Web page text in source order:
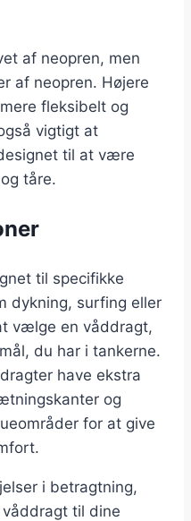
af neopren, men
af neopren. Højere
fleksibelt og
vigtigt at
til at være
tåre.
til specifikke
dykning, surfing eller
vælge en våddragt,
du har i tankerne.
have ekstra
og
for at give
i betragtning,
til dine